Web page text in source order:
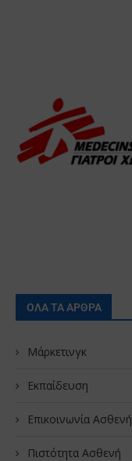
ΟΛΑ ΤΑ ΑΡΘΡΑ
Μάρκετινγκ
Εκπαίδευση
Επικοινωνία Ασθενή
Πιστότητα Ασθενή